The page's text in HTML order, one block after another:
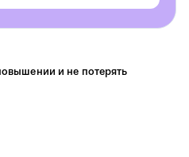
и не потерять